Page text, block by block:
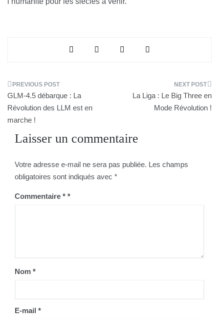
Navigation
de
l’article
GLM-4.5 débarque : La
Révolution des LLM est en
marche !
La Liga : Le Big Three en
Mode Révolution !
Laisser un commentaire
Votre adresse e-mail ne sera pas publiée. Les champs
obligatoires sont indiqués avec *
Commentaire *
Nom *
E-mail *